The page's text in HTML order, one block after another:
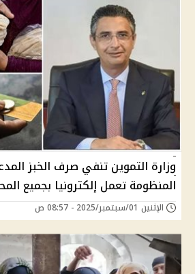
وزارة التموين تنفي صرف الخبز
المنظومة تعمل إلكترونيا بجميع
الإثنين 01/سبتمبر/2025 - 08:57 ص